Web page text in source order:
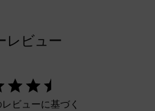
レビュー
レビューに基づく